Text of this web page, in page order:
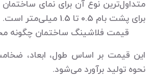
برای پشت بام 0.5 تا 1.5 میلی‌متر است.
قیمت فلاشینگ ساختمان چگونه
این قیمت بر اساس طول، ابعاد،
نحوه تولید برآورد می‌شود.